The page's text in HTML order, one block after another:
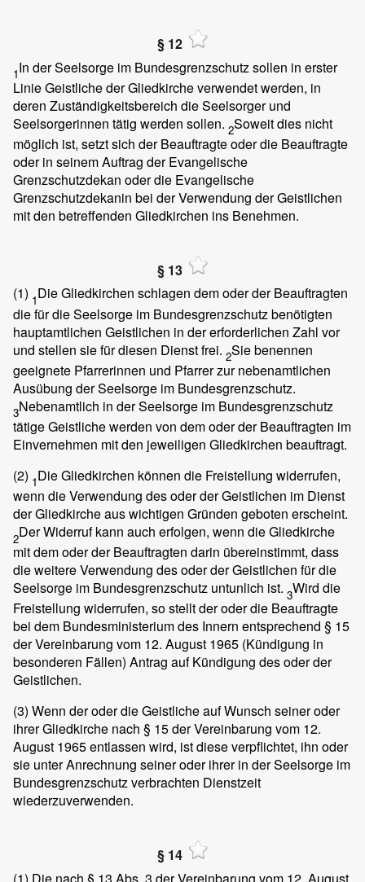
§ 12
1In der Seelsorge im Bundesgrenzschutz sollen in erster
Linie Geistliche der Gliedkirche verwendet werden, in
deren Zuständigkeitsbereich die Seelsorger und
Seelsorgerinnen tätig werden sollen. 2Soweit dies nicht
möglich ist, setzt sich der Beauftragte oder die Beauftragte
oder in seinem Auftrag der Evangelische
Grenzschutzdekan oder die Evangelische
Grenzschutzdekanin bei der Verwendung der Geistlichen
mit den betreffenden Gliedkirchen ins Benehmen.
§ 13
(1) 1Die Gliedkirchen schlagen dem oder der Beauftragten
die für die Seelsorge im Bundesgrenzschutz benötigten
hauptamtlichen Geistlichen in der erforderlichen Zahl vor
und stellen sie für diesen Dienst frei. 2Sie benennen
geeignete Pfarrerinnen und Pfarrer zur nebenamtlichen
Ausübung der Seelsorge im Bundesgrenzschutz.
3Nebenamtlich in der Seelsorge im Bundesgrenzschutz
tätige Geistliche werden von dem oder der Beauftragten im
Einvernehmen mit den jeweiligen Gliedkirchen beauftragt.
(2) 1Die Gliedkirchen können die Freistellung widerrufen,
wenn die Verwendung des oder der Geistlichen im Dienst
der Gliedkirche aus wichtigen Gründen geboten erscheint.
2Der Widerruf kann auch erfolgen, wenn die Gliedkirche
mit dem oder der Beauftragten darin übereinstimmt, dass
die weitere Verwendung des oder der Geistlichen für die
Seelsorge im Bundesgrenzschutz untunlich ist. 3Wird die
Freistellung widerrufen, so stellt der oder die Beauftragte
bei dem Bundesministerium des Innern entsprechend § 15
der Vereinbarung vom 12. August 1965 (Kündigung in
besonderen Fällen) Antrag auf Kündigung des oder der
Geistlichen.
(3) Wenn der oder die Geistliche auf Wunsch seiner oder
ihrer Gliedkirche nach § 15 der Vereinbarung vom 12.
August 1965 entlassen wird, ist diese verpflichtet, ihn oder
sie unter Anrechnung seiner oder ihrer in der Seelsorge im
Bundesgrenzschutz verbrachten Dienstzeit
wiederzuverwenden.
§ 14
(1) Die nach § 13 Abs. 3 der Vereinbarung vom 12. August